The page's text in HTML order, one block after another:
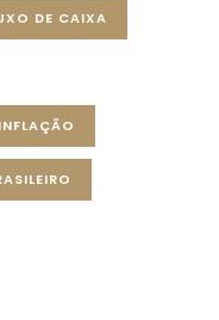
DE CAIXA
INFLAÇÃO